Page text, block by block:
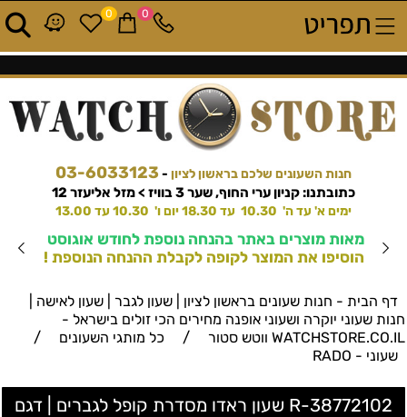
חנות השעונים שלכם בראשון לציון -
03-6033123
כתובתנו: קניון ערי החוף, שער 3 בוויז > מזל אליעזר 12
ימים א' עד ה' 10.30 עד 18.30 יום ו' 10.30 עד 13.00
מאות מוצרים באתר בהנחה נוספת לחודש אוגוסט
הוסיפו את המוצר לקופה לקבלת ההנחה הנוספת !
0 0
דף הבית - חנות שעונים בראשון לציון | שעון לגבר | שעון לאישה |
חנות שעוני יוקרה ושעוני אופנה מחירים הכי זולים בישראל -
WATCHSTORE.CO.IL ווטש סטור
/ כל מותגי השעונים /
שעוני - RADO
R-38772102 שעון ראדו מסדרת קופל לגברים | דגם